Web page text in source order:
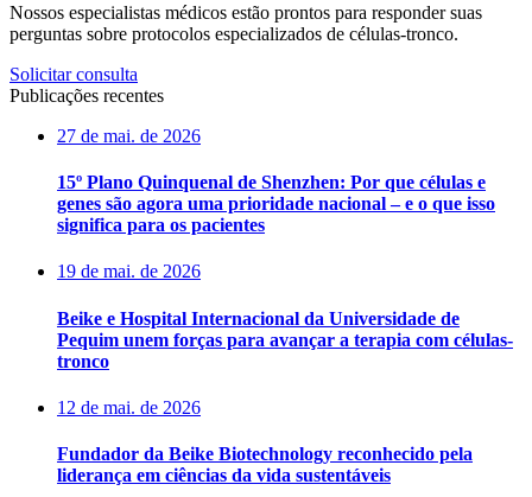
Nossos especialistas médicos estão prontos para responder suas
perguntas sobre protocolos especializados de células-tronco.
Solicitar consulta
Publicações recentes
27 de mai. de 2026
15º Plano Quinquenal de Shenzhen: Por que células e
genes são agora uma prioridade nacional – e o que isso
significa para os pacientes
19 de mai. de 2026
Beike e Hospital Internacional da Universidade de
Pequim unem forças para avançar a terapia com células-
tronco
12 de mai. de 2026
Fundador da Beike Biotechnology reconhecido pela
liderança em ciências da vida sustentáveis